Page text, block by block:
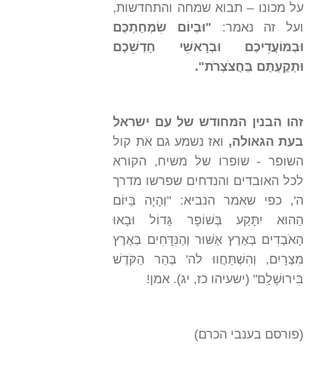
על מכונו – תבוא שמחה והתחדשות,
ועל זה נאמר: "וּבְיוֹם שִׂמְחַתְכֶם
וּבְמוֹעֲדֵיכֶם וּבְרָאשֵׁי חָדְשֵׁכֶם
וּתְקַעְתֶּם בַּחֲצֹצְרֹת".
זהו הבנין המחודש של עם ישראל
בעת הגאולה, ואז נשמע גם את קול
השופר - שופרו של משיח, הקורא
לכל האובדים והנדחים שפרשו מדרך
ה', כפי שאמר הנביא: "וְהָיָה בַּיּוֹם
הַהוּא יִתָּקַע בְּשׁוֹפָר גָּדוֹל וּבָאוּ
הָאֹבְדִים בְּאֶרֶץ אַשּׁוּר וְהַנִּדָּחִים בְּאֶרֶץ
מִצְרָיִם, וְהִשְׁתַּחֲווּ לה' בְּהַר הַקֹּדֶשׁ
בִּירוּשָׁלִָם" (ישעיהו כז, יג). אמן!
(פורסם בענבי הכרם)